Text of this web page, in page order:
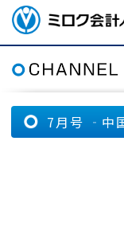
ミロク会計人会
ACCOUNTING
ASSOCIATION
7月号 ‐中